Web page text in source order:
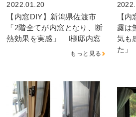
2022.01.20
【内窓DIY】新潟県佐渡市
「2階全てが内窓となり、断
熱効果を実感」 I様邸内窓
もっと見る
【
露は
気も
た」